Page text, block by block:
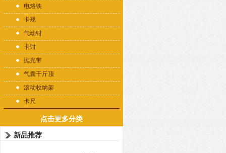
电烙铁
卡规
气动钳
卡钳
抛光带
气囊千斤顶
滚动收纳架
卡尺
点击更多分类
新品推荐